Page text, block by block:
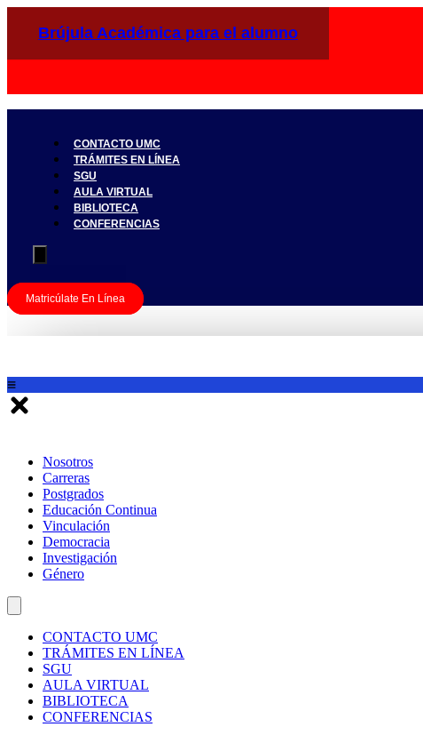
Brújula Académica para el alumno
CONTACTO UMC
TRÁMITES EN LÍNEA
SGU
AULA VIRTUAL
BIBLIOTECA
CONFERENCIAS
Matricúlate En Línea
Nosotros
Carreras
Postgrados
Educación Continua
Vinculación
Democracia
Investigación
Género
CONTACTO UMC
TRÁMITES EN LÍNEA
SGU
AULA VIRTUAL
BIBLIOTECA
CONFERENCIAS